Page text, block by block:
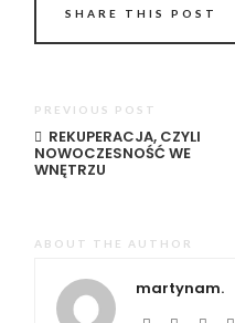
SHARE THIS POST
PREVIOUS POST
REKUPERACJA, CZYLI
NOWOCZESNOŚĆ WE
WNĘTRZU
ABOUT THE AUTHOR
martynam.